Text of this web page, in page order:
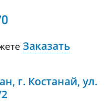
Заказать
г. Костанай, ул.